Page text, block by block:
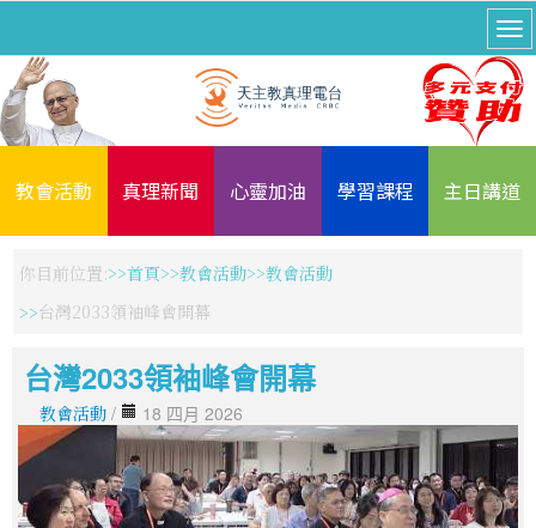
教會活動 真理新聞 心靈加油 學習課程 主日講道
你目前位置: 首頁 教會活動
教會活動
台灣2033領袖峰會開幕
台灣2033領袖峰會開幕
教會活動 / 18 四月 2026